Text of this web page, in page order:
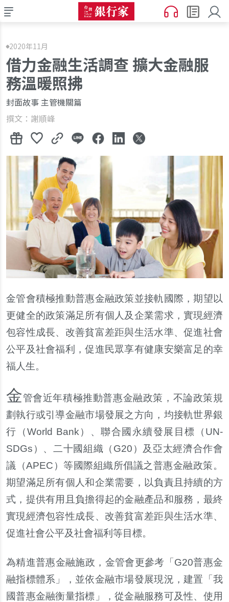
2020年11月
借力金融生活調查 擴大金融服
務溫暖照拂
封面故事 主管機關篇
撰文：謝順峰
金管會積極推動普惠金融政策並接軌國際，期望以
更健全的政策滿足所有個人及企業需求，實現經濟
包容性成長、改善貧富差距與生活水準、促進社會
公平及社會福利，促進民眾享有健康安樂富足的幸
福人生。
金管會近年積極推動普惠金融政策，不論政策規
劃執行或引導金融市場發展之方向，均接軌世界銀
行（World Bank）、聯合國永續發展目標（UN-
SDGs）、二十國組織（G20）及亞太經濟合作會
議（APEC）等國際組織所倡議之普惠金融政策。
期望滿足所有個人和企業需要，以負責且持續的方
式，提供有用且負擔得起的金融產品和服務，最終
實現經濟包容性成長、改善貧富差距與生活水準、
促進社會公平及社會福利等目標。
為精進普惠金融施政，金管會更參考「G20普惠金
融指標體系」，並依金融市場發展現況，建置「我
國普惠金融衡量指標」，從金融服務可及性、使用